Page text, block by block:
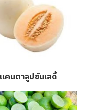
แคนตาลูปซันเลดี้